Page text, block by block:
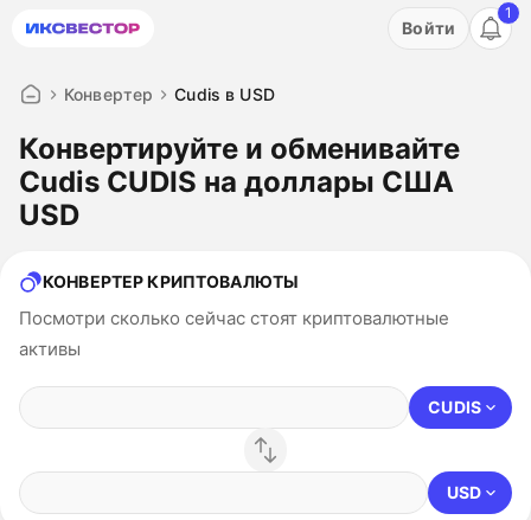
Акция: бесплатный пробный период на 3 дня!
Войти
1
Конвертер Cudis в USD
Конвертируйте и обменивайте
Cudis CUDIS на доллары США
USD
КОНВЕРТЕР КРИПТОВАЛЮТЫ
Посмотри сколько сейчас стоят криптовалютные
активы
CUDIS
USD